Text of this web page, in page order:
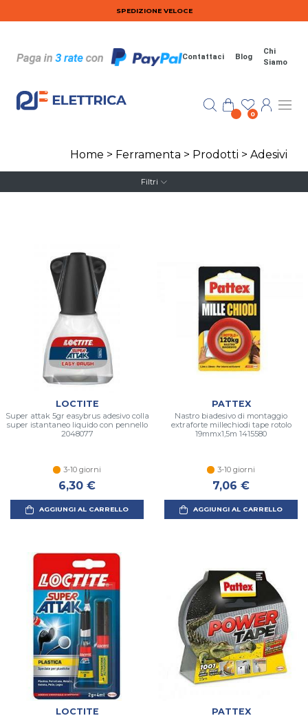
Salta al contenuto principaleSPEDIZIONE VELOCE
Contattaci Blog
Chi
Siamo
0
Home > Ferramenta > Prodotti > Adesivi
Filtri
LOCTITE
Super attak 5gr easybrus adesivo colla
super istantaneo liquido con pennello
2048077
3-10 giorni
6,30 €
AGGIUNGI AL CARRELLO
PATTEX
Nastro biadesivo di montaggio
extraforte millechiodi tape rotolo
19mmx1,5m 1415580
3-10 giorni
7,06 €
AGGIUNGI AL CARRELLO
LOCTITE PATTEX